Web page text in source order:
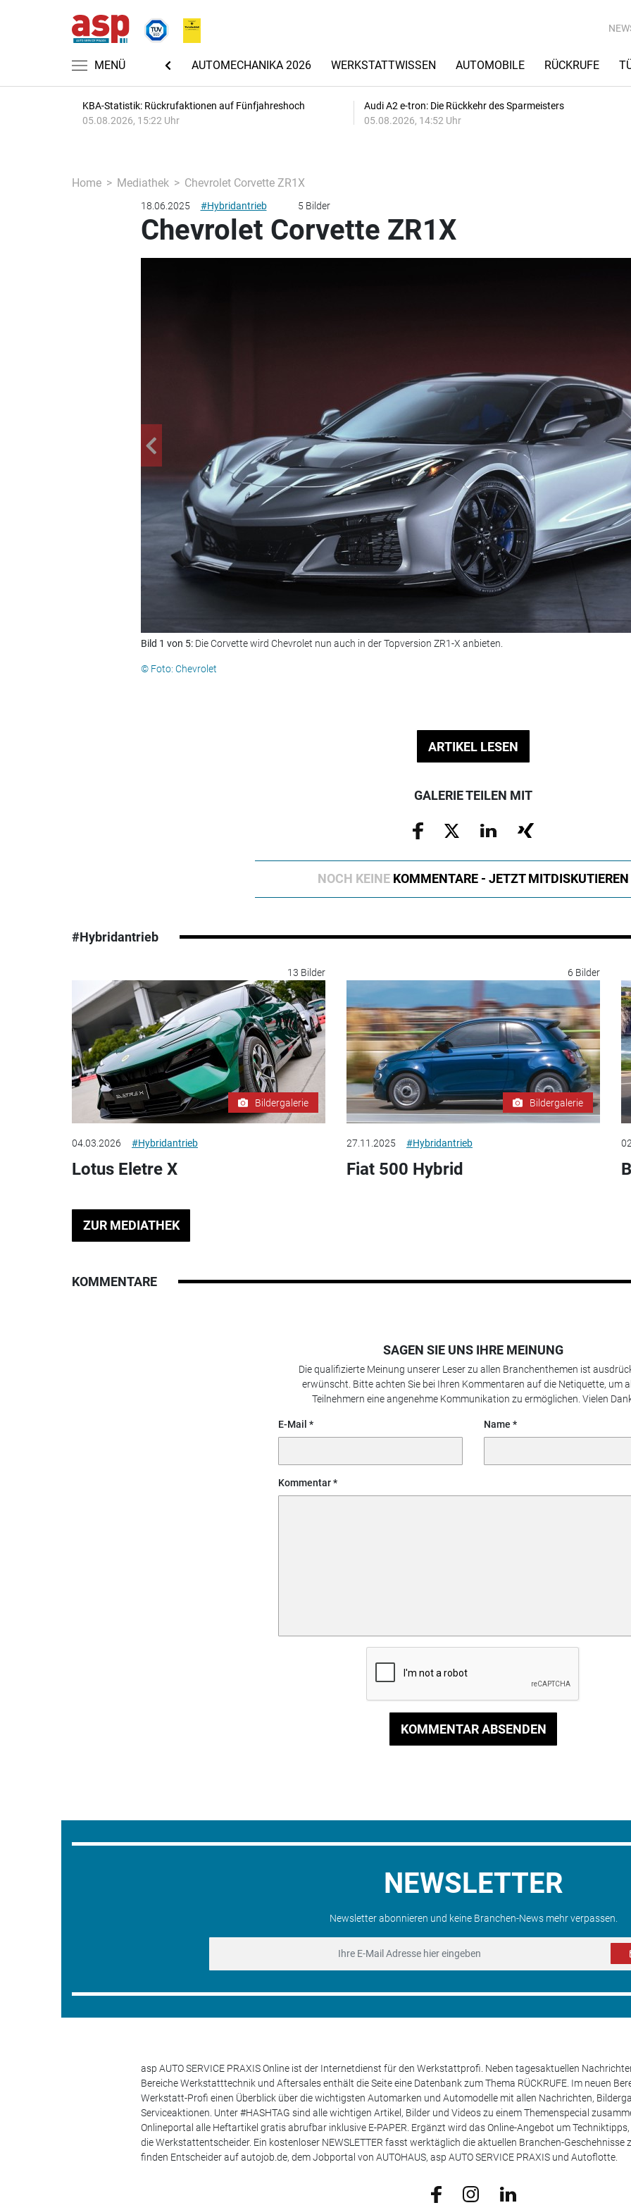
MENÜ
NACHRICHTEN AUTOMECHANIKA 2026 WERKSTATTWISSEN AUTOMOBILE RÜCKRUFE
KBA-Statistik: Rückrufaktionen auf Fünfjahreshoch
05.08.2026, 15:22 Uhr
Audi A2 e-tron: Die Rückkehr des Sparmeisters
05.08.2026, 14:52 Uhr
Home Mediathek Chevrolet Corvette ZR1X
18.06.2025 #Hybridantrieb 5 Bilder
Chevrolet Corvette ZR1X
Bild 1 von 5: Die Corvette wird Chevrolet nun auch in der Topversion ZR1-X anbieten.
© Foto: Chevrolet
ARTIKEL LESEN
GALERIE TEILEN MIT
NOCH KEINE KOMMENTARE - JETZT MITDISKUTIEREN
#Hybridantrieb
13 Bilder
Bildergalerie
04.03.2026 #Hybridantrieb
Lotus Eletre X
6 Bilder
Bildergalerie
27.11.2025 #Hybridantrieb
Fiat 500 Hybrid
ZUR MEDIATHEK
KOMMENTARE
SAGEN SIE UNS IHRE MEINUNG
Die qualifizierte Meinung unserer Leser zu allen Branchenthemen ist
erwünscht. Bitte achten Sie bei Ihren Kommentaren auf die Netiquette, um
Teilnehmern eine angenehme Kommunikation zu ermöglichen. Vielen
E-Mail Name
Kommentar
KOMMENTAR ABSENDEN
NEWSLETTER
Newsletter abonnieren und keine Branchen-News mehr verpassen.
asp AUTO SERVICE PRAXIS Online ist der Internetdienst für den Werkstattprofi. Neben tagesaktuellen
Bereiche Werkstatttechnik und Aftersales enthält die Seite eine Datenbank zum Thema RÜCKRUFE. Im neuen
Werkstatt-Profi einen Überblick über die wichtigsten Automarken und Automodelle mit allen Nachrichten,
Serviceaktionen. Unter #HASHTAG sind alle wichtigen Artikel, Bilder und Videos zu einem Themenspecial
Onlineportal alle Heftartikel gratis abrufbar inklusive E-PAPER. Ergänzt wird das Online-Angebot um
die Werkstattentscheider. Ein kostenloser NEWSLETTER fasst werktäglich die aktuellen Branchen-Geschehnisse
finden Entscheider auf autojob.de, dem Jobportal von AUTOHAUS, asp AUTO SERVICE PRAXIS und Autoflotte.